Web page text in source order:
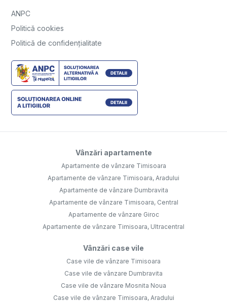
ANPC
Politică cookies
Politică de confidențialitate
Vânzări apartamente
Apartamente de vânzare Timisoara
Apartamente de vânzare Timisoara, Aradului
Apartamente de vânzare Dumbravita
Apartamente de vânzare Timisoara, Central
Apartamente de vânzare Giroc
Apartamente de vânzare Timisoara, Ultracentral
Vânzări case vile
Case vile de vânzare Timisoara
Case vile de vânzare Dumbravita
Case vile de vânzare Mosnita Noua
Case vile de vânzare Timisoara, Aradului